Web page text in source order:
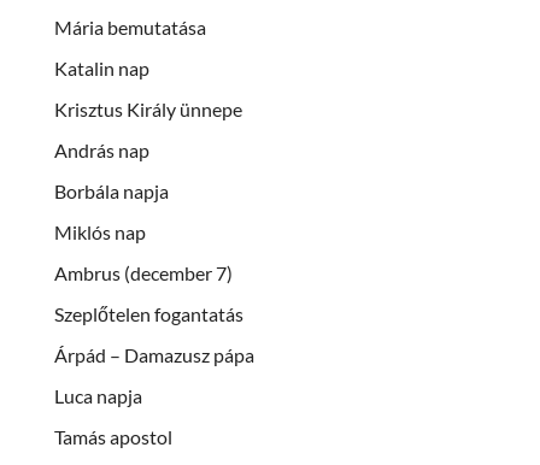
Mária bemutatása
Katalin nap
Krisztus Király ünnepe
András nap
Borbála napja
Miklós nap
Ambrus (december 7)
Szeplőtelen fogantatás
Árpád – Damazusz pápa
Luca napja
Tamás apostol